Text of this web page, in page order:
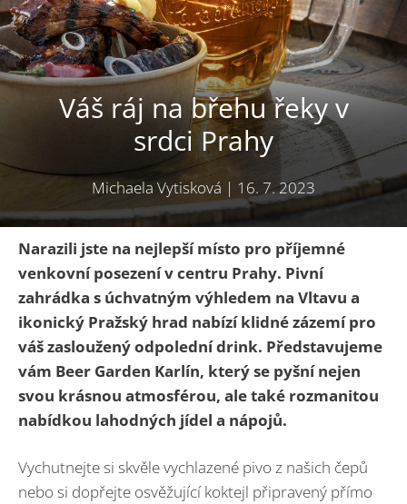
Váš ráj na břehu řeky v
srdci Prahy
Michaela Vytisková | 16. 7. 2023
Narazili jste na nejlepší místo pro příjemné
venkovní posezení v centru Prahy. Pivní
zahrádka s úchvatným výhledem na Vltavu a
ikonický Pražský hrad nabízí klidné zázemí pro
váš zasloužený odpolední drink. Představujeme
vám Beer Garden Karlín, který se pyšní nejen
svou krásnou atmosférou, ale také rozmanitou
nabídkou lahodných jídel a nápojů.
Vychutnejte si skvěle vychlazené pivo z našich čepů
nebo si dopřejte osvěžující koktejl připravený přímo